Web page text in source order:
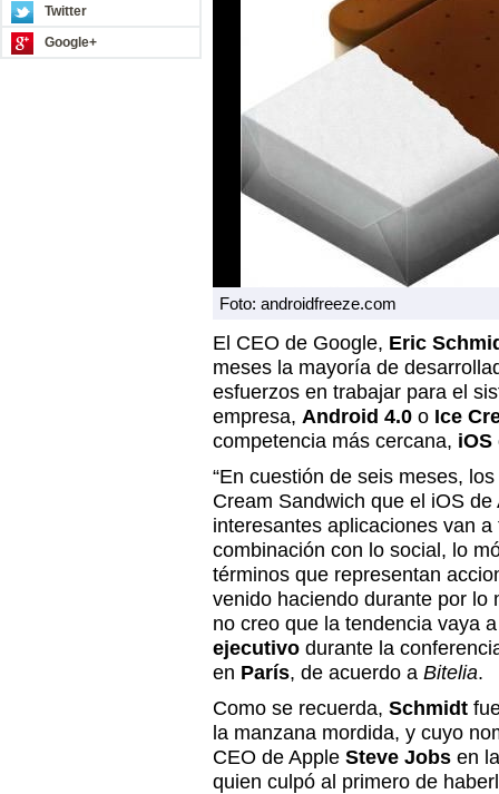
Twitter
Google+
Foto: androidfreeze.com
El CEO de Google, Eric
meses la mayoría de
esfuerzos en trabajar para el
empresa, Android 4.0 o Ice
competencia más cercana, iOS
“En cuestión de seis meses,
Cream Sandwich que el iOS
interesantes aplicaciones van
combinación con lo social, lo
términos que representan
venido haciendo durante por lo
no creo que la tendencia vaya
ejecutivo durante la
en París, de acuerdo a Bitelia.
Como se recuerda, Schmidt
la manzana mordida, y cuyo
CEO de Apple Steve Jobs en
quien culpó al primero de